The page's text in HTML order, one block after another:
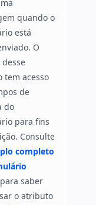
quando o
está
O
tem acesso
de
do
para fins
Consulte
completo
para saber
o atributo